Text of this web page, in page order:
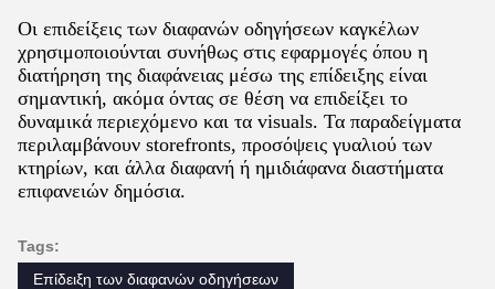
Οι επιδείξεις των διαφανών οδηγήσεων καγκέλων
χρησιμοποιούνται συνήθως στις εφαρμογές όπου η
διατήρηση της διαφάνειας μέσω της επίδειξης είναι
σημαντική, ακόμα όντας σε θέση να επιδείξει το
δυναμικά περιεχόμενο και τα visuals. Τα παραδείγματα
περιλαμβάνουν storefronts, προσόψεις γυαλιού των
κτηρίων, και άλλα διαφανή ή ημιδιάφανα διαστήματα
επιφανειών δημόσια.
Tags:
Επίδειξη των διαφανών οδηγήσεων